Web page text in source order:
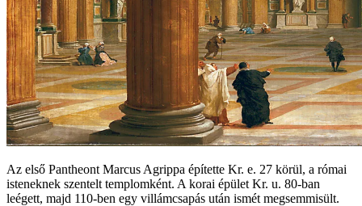
Az első Pantheont Marcus Agrippa építette Kr. e. 27 körül, a római
isteneknek szentelt templomként. A korai épület Kr. u. 80‑ban
leégett, majd 110‑ben egy villámcsapás után ismét megsemmisült.